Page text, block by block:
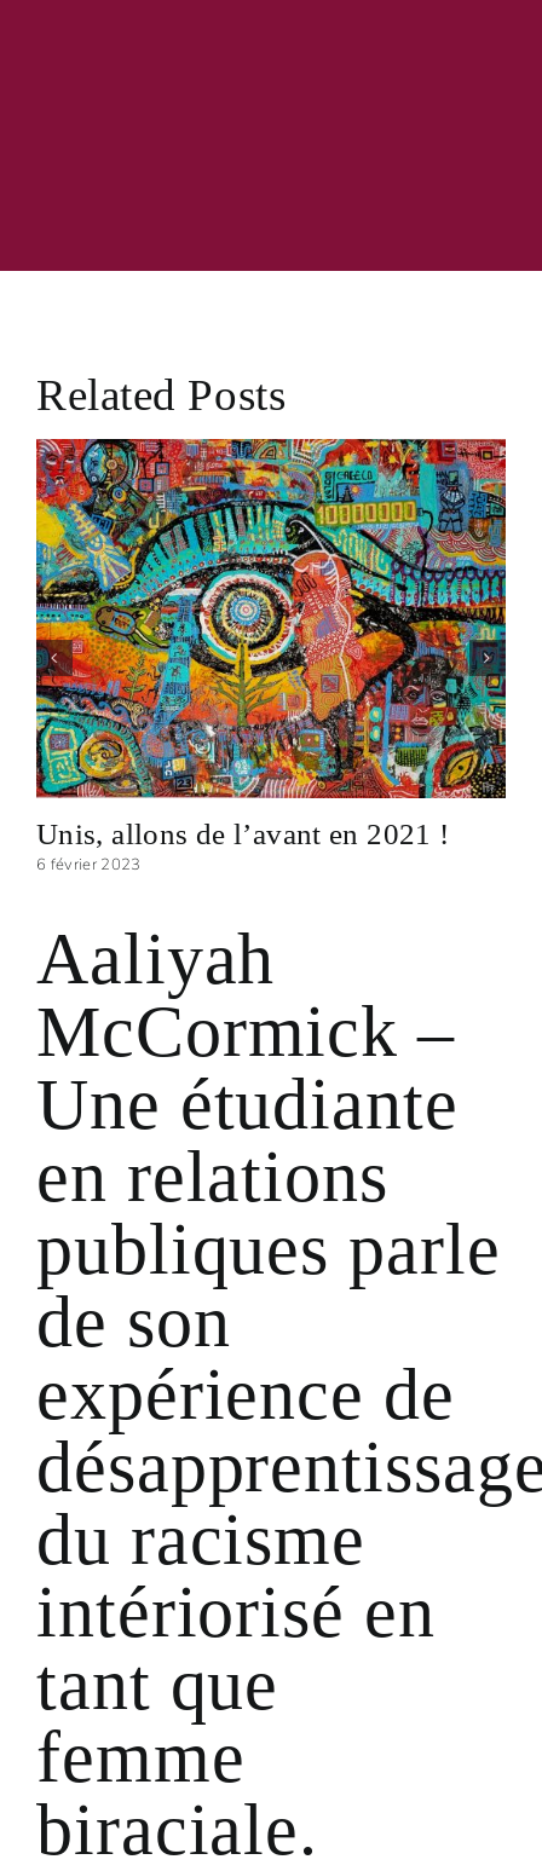
Related Posts
Unis, allons de l’avant en 2021 !
6 février 2023
Aaliyah
McCormick –
Une étudiante
en relations
publiques parle
de son
expérience de
du racisme
intériorisé en
tant que
femme
biraciale.